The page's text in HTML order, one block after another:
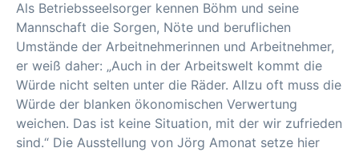
Als Betriebsseelsorger kennen Böhm und seine
Mannschaft die Sorgen, Nöte und beruflichen
Umstände der Arbeitnehmerinnen und Arbeitnehmer,
er weiß daher: „Auch in der Arbeitswelt kommt die
Würde nicht selten unter die Räder. Allzu oft muss die
Würde der blanken ökonomischen Verwertung
weichen. Das ist keine Situation, mit der wir zufrieden
sind.“ Die Ausstellung von Jörg Amonat setze hier